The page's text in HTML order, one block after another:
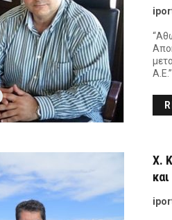
Α.Ε.”…
Χ.